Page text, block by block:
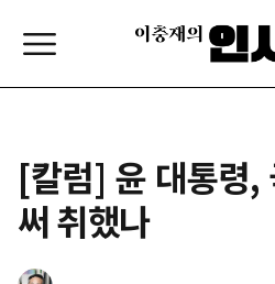
[칼럼] 윤 대통령,
써 취했나